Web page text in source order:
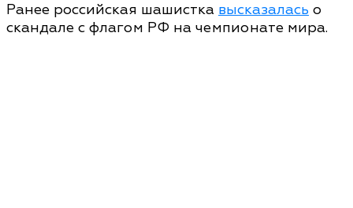
Ранее российская шашистка высказалась о
скандале с флагом РФ на чемпионате мира.